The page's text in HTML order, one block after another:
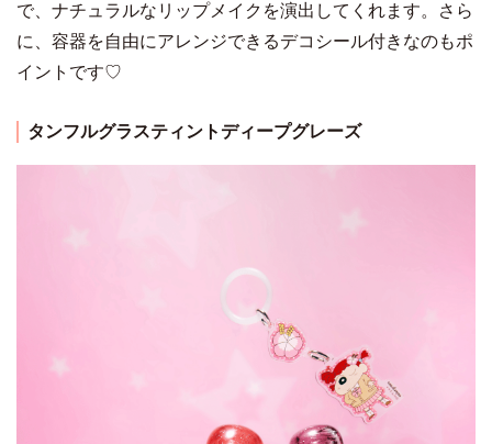
で、ナチュラルなリップメイクを演出してくれます。さら
に、容器を自由にアレンジできるデコシール付きなのもポ
イントです♡
タンフルグラスティントディープグレーズ